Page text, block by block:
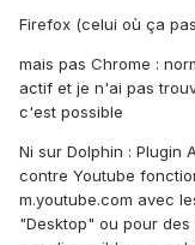
Firefox (celui où ça
mais pas Chrome :
actif et je n'ai pas
c'est possible
Ni sur Dolphin : Plugin
contre Youtube
m.youtube.com avec
"Desktop" ou pour